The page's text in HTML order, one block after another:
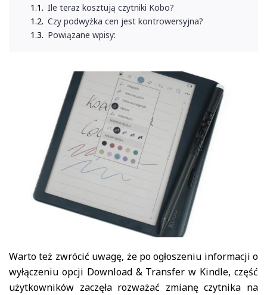
Ile teraz kosztują czytniki Kobo?
Czy podwyżka cen jest kontrowersyjna?
Powiązane wpisy:
Warto też zwrócić uwagę, że po ogłoszeniu informacji o
wyłączeniu opcji Download & Transfer w Kindle, część
użytkowników zaczęła rozważać zmianę czytnika na